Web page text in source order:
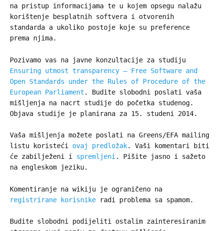
na pristup informacijama te u kojem opsegu nalažu
korištenje besplatnih softvera i otvorenih
standarda a ukoliko postoje koje su preference
prema njima.
Pozivamo vas na javne konzultacije za studiju
Ensuring utmost transparency — Free Software and
Open Standards under the Rules of Procedure of the
European Parliament . Budite slobodni poslati vaša
mišljenja na nacrt studije do početka studenog.
Objava studije je planirana za 15. studeni 2014.
Vaša mišljenja možete poslati na Greens/EFA mailing
listu koristeći ovaj predložak. Vaši komentari biti
će zabilježeni i spremljeni . Pišite jasno i sažeto
na engleskom jeziku.
Komentiranje na wikiju je ograničeno na
registrirane korisnike radi problema sa spamom.
Budite slobodni podijeliti ostalim zainteresiranim